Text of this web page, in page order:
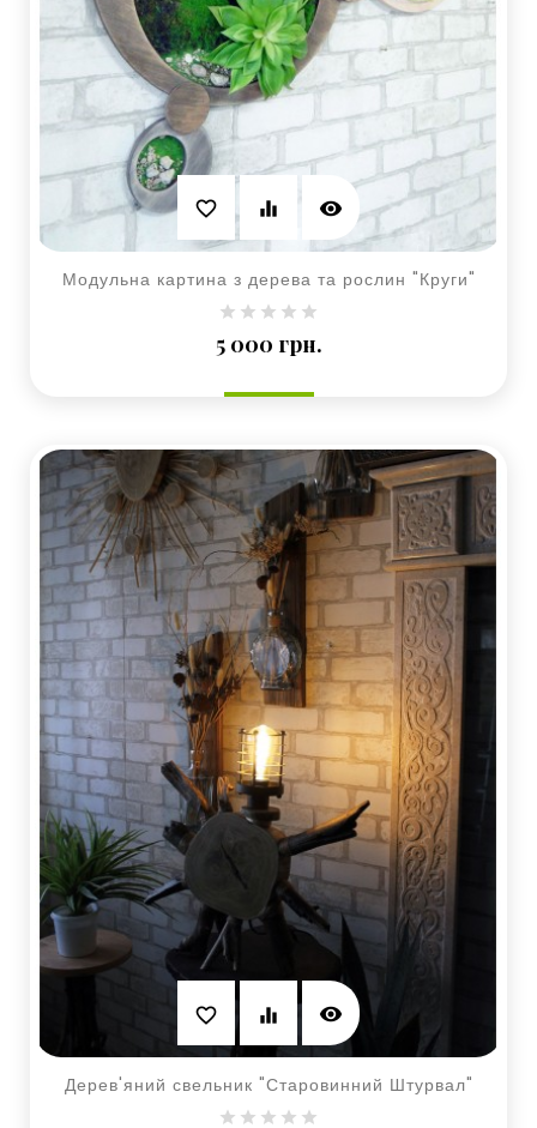
favorite_border equalizer visibility
Модульна картина з дерева та рослин "Круги"
5 000 грн.Ціна
favorite_border equalizer visibility
Дерев'яний свельник "Старовинний Штурвал"